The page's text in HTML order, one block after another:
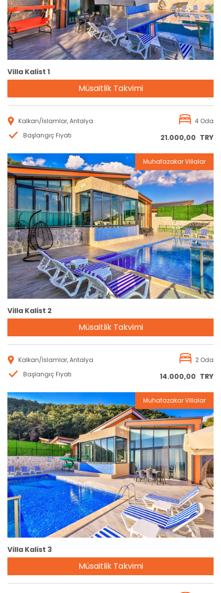
Villa Kalist 1
Müsaitlik Takvimi
Kalkan/İslamlar, Antalya
4 Oda
Başlangıç Fiyatı
21.000,00 TRY
Rezervasyon
Muhafazakar Villalar
Villa Kalist 2
Müsaitlik Takvimi
Kalkan/İslamlar, Antalya
2 Oda
Başlangıç Fiyatı
14.000,00 TRY
Rezervasyon
Muhafazakar Villalar
Villa Kalist 3
Müsaitlik Takvimi